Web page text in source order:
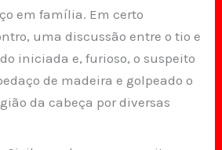
em família. Em certo
uma discussão entre o tio e
iniciada e, furioso, o suspeito
de madeira e golpeado o
da cabeça por diversas